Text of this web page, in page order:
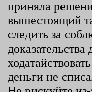
приняла
вышестоящий
следить за
деньги не